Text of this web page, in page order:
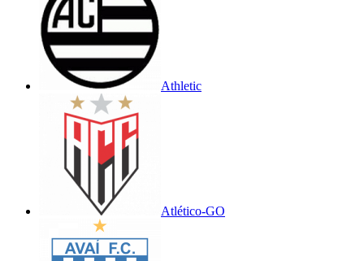
Athletic
Atlético-GO